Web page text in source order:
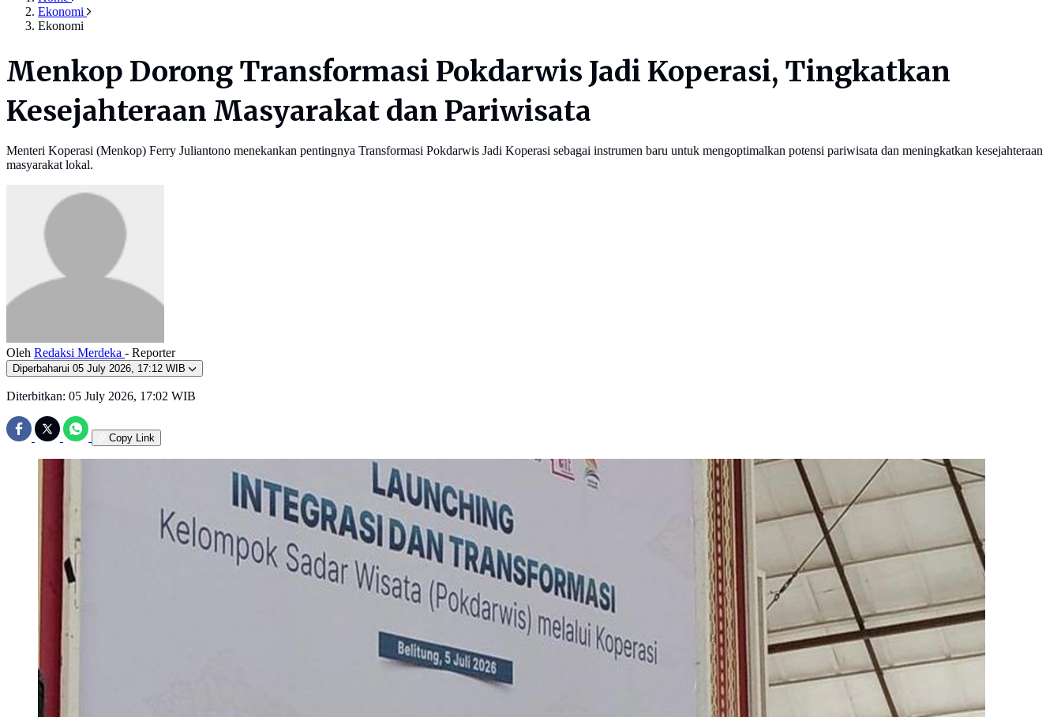
Ekonomi
Ekonomi
Menkop Dorong Transformasi Pokdarwis Jadi Koperasi, Tingkatkan
Kesejahteraan Masyarakat dan Pariwisata
Menteri Koperasi (Menkop) Ferry Juliantono menekankan pentingnya Transformasi Pokdarwis Jadi Koperasi sebagai instrumen baru untuk mengoptimalkan potensi pariwisata dan meningkatkan kesejahteraan
masyarakat lokal.
Oleh Redaksi Merdeka - Reporter
Diperbaharui 05 July 2026, 17:12 WIB
Diterbitkan: 05 July 2026, 17:02 WIB
Copy Link